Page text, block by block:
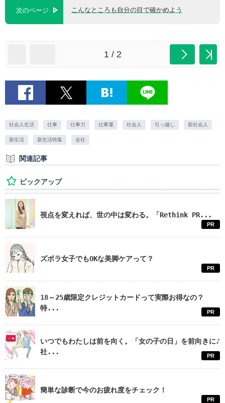
次のページ こんなところも自分の目で確かめよう
1 / 2
社会人生活 仕事 仕事力 仕事運 社会人 引っ越し 新社会人
新生活 新生活特集 会社
関連記事
ピックアップ
視点を変えれば、世の中は変わる。「Rethink PR...
PR
ズボラ女子でもOKな美脚ケアって？
PR
18～25歳限定クレジットカードって実際お得なの？
特...
PR
いつでもわたしは前を向く。「女の子の日」を前向きに♪
社...
PR
簡単な診断で今のお疲れ度をチェック！
PR